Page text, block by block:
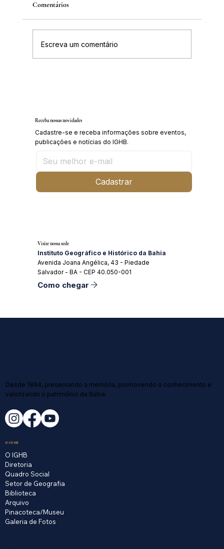
Comentários
Escreva um comentário
Receba nossas novidades
Cadastre-se e receba informações sobre eventos,
publicações e notícias do IGHB.
Cadastrar
Visite nossa sede
Instituto Geográfico e Histórico da Bahia
Avenida Joana Angélica, 43 - Piedade
Salvador - BA - CEP 40.050-001
Como chegar
Desde 1894, preservando a memória, promovendo o conhecimento e
valorizando o patrimônio da Bahia.
O IGHB
O IGHB
Diretoria
Quadro Social
Setor de Geografia
Biblioteca
Arquivo
Pinacoteca/Museu
Galeria de Fotos